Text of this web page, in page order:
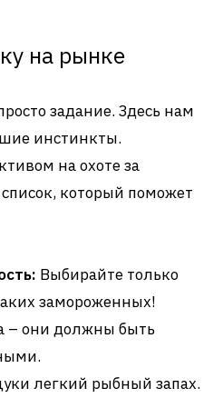
на рынке
задание. Здесь нам
инстинкты.
на охоте за
который поможет
Выбирайте только
замороженных!
– они должны быть
легкий рыбный запах.